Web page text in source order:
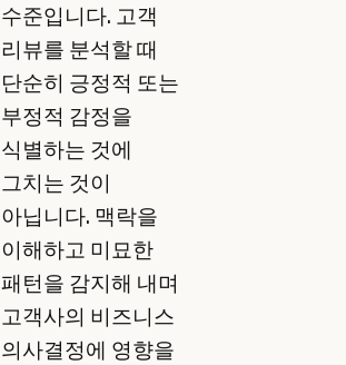
수준입니다. 고객
리뷰를 분석할 때
단순히 긍정적 또는
부정적 감정을
식별하는 것에
그치는 것이
아닙니다. 맥락을
이해하고 미묘한
패턴을 감지해 내며
고객사의 비즈니스
의사결정에 영향을